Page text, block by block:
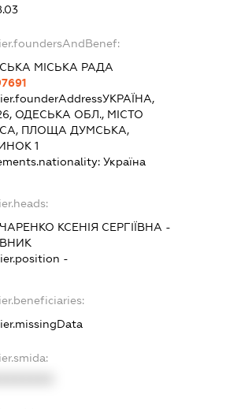
МІСЬКА РАДА
УКРАЇНА,
ОДЕСЬКА ОБЛ., МІСТО
ПЛОЩА ДУМСЬКА,
1
Україна
КСЕНІЯ СЕРГІЇВНА -
-